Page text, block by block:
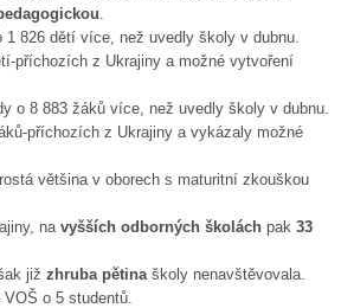
1 826 dětí více, než uvedly školy v dubnu.
příchozích z Ukrajiny a možné vytvoření
o 8 883 žáků více, než uvedly školy v dubnu.
příchozích z Ukrajiny a vykázaly možné
většina v oborech s maturitní zkouškou
na vyšších odborných školáchpak 33
již zhruba pětinaškoly nenavštěvovala.
o 5 studentů.